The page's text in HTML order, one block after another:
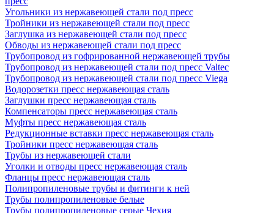
Угольники из нержавеющей стали под пресс
Тройники из нержавеющей стали под пресс
Заглушка из нержавеющей стали под пресс
Обводы из нержавеющей стали под пресс
Трубопровод из гофрированной нержавеющей трубы
Трубопровод из нержавеющей стали под пресс Valtec
Трубопровод из нержавеющей стали под пресс Viega
Водорозетки пресс нержавеющая сталь
Заглушки пресс нержавеющая сталь
Компенсаторы пресс нержавеющая сталь
Муфты пресс нержавеющая сталь
Редукционные вставки пресс нержавеющая сталь
Тройники пресс нержавеющая сталь
Трубы из нержавеющей стали
Уголки и отводы пресс нержавеющая сталь
Фланцы пресс нержавеющая сталь
Полипропиленовые трубы и фитинги к ней
Трубы полипропиленовые белые
Трубы полипропиленовые серые Чехия